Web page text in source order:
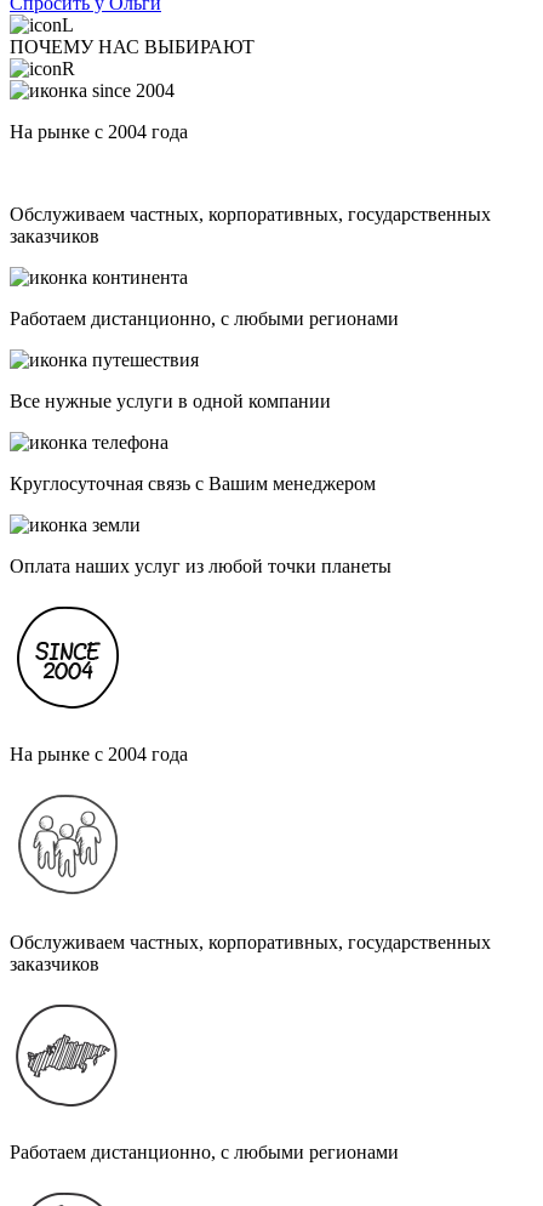
ПОЧЕМУ НАС ВЫБИРАЮТ
На рынке с 2004 года
Обслуживаем частных, корпоративных, государственных
заказчиков
Работаем дистанционно, с любыми регионами
Все нужные услуги в одной компании
Круглосуточная связь с Вашим менеджером
Оплата наших услуг из любой точки планеты
На рынке с 2004 года
Обслуживаем частных, корпоративных, государственных
заказчиков
Работаем дистанционно, с любыми регионами